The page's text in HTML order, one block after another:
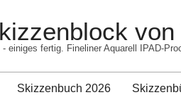
einiges fertig. Fineliner Aquarell IPAD-
Skizzenbuch 2026